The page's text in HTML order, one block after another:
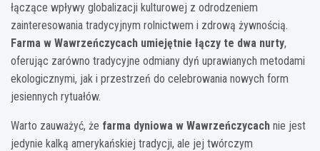
łączące wpływy globalizacji kulturowej z odrodzeniem
zainteresowania tradycyjnym rolnictwem i zdrową żywnością.
Farma w Wawrzeńczycach umiejętnie łączy te dwa nurty,
oferując zarówno tradycyjne odmiany dyń uprawianych metodami
ekologicznymi, jak i przestrzeń do celebrowania nowych form
jesiennych rytuałów.
Warto zauważyć, że farma dyniowa w Wawrzeńczycach nie jest
jedynie kalką amerykańskiej tradycji, ale jej twórczym